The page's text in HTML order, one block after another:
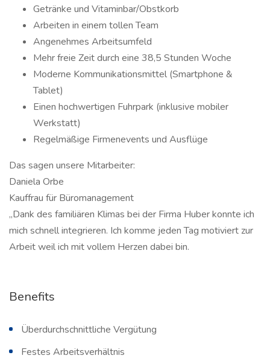
Getränke und Vitaminbar/Obstkorb
Arbeiten in einem tollen Team
Angenehmes Arbeitsumfeld
Mehr freie Zeit durch eine 38,5 Stunden Woche
Moderne Kommunikationsmittel (Smartphone &
Tablet)
Einen hochwertigen Fuhrpark (inklusive mobiler
Werkstatt)
Regelmäßige Firmenevents und Ausflüge
Das sagen unsere Mitarbeiter:
Daniela Orbe
Kauffrau für Büromanagement
„Dank des familiären Klimas bei der Firma Huber konnte ich
mich schnell integrieren. Ich komme jeden Tag motiviert zur
Arbeit weil ich mit vollem Herzen dabei bin.
Benefits
Überdurchschnittliche Vergütung
Festes Arbeitsverhältnis